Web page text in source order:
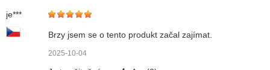
je***
Brzy jsem se o tento produkt začal zajímat.
2025-10-04